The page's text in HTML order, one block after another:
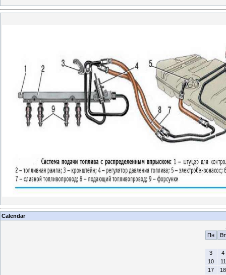
Calendar
Пн
Вт
3
4
10
11
17
18